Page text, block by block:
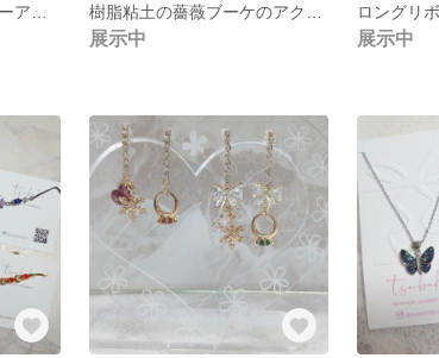
展示中
ロングリ
展示中